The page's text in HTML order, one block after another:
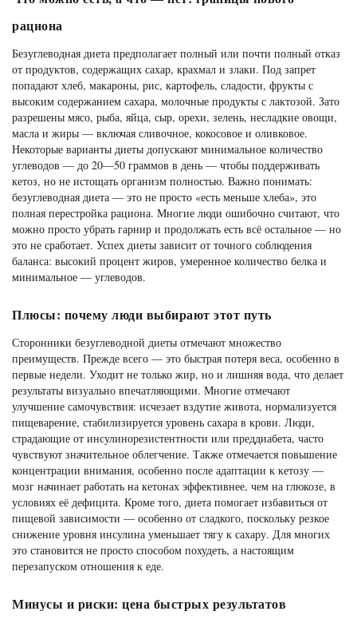
рациона
Безуглеводная диета предполагает полный или почти полный отказ
от продуктов, содержащих сахар, крахмал и злаки. Под запрет
попадают хлеб, макароны, рис, картофель, сладости, фрукты с
высоким содержанием сахара, молочные продукты с лактозой. Зато
разрешены мясо, рыба, яйца, сыр, орехи, зелень, несладкие овощи,
масла и жиры — включая сливочное, кокосовое и оливковое.
Некоторые варианты диеты допускают минимальное количество
углеводов — до 20—50 граммов в день — чтобы поддерживать
кетоз, но не истощать организм полностью. Важно понимать:
безуглеводная диета — это не просто «есть меньше хлеба», это
полная перестройка рациона. Многие люди ошибочно считают, что
можно просто убрать гарнир и продолжать есть всё остальное — но
это не сработает. Успех диеты зависит от точного соблюдения
баланса: высокий процент жиров, умеренное количество белка и
минимальное — углеводов.
Плюсы: почему люди выбирают этот путь
Сторонники безуглеводной диеты отмечают множество
преимуществ. Прежде всего — это быстрая потеря веса, особенно в
первые недели. Уходит не только жир, но и лишняя вода, что делает
результаты визуально впечатляющими. Многие отмечают
улучшение самочувствия: исчезает вздутие живота, нормализуется
пищеварение, стабилизируется уровень сахара в крови. Люди,
страдающие от инсулинорезистентности или преддиабета, часто
чувствуют значительное облегчение. Также отмечается повышение
концентрации внимания, особенно после адаптации к кетозу —
мозг начинает работать на кетонах эффективнее, чем на глюкозе, в
условиях её дефицита. Кроме того, диета помогает избавиться от
пищевой зависимости — особенно от сладкого, поскольку резкое
снижение уровня инсулина уменьшает тягу к сахару. Для многих
это становится не просто способом похудеть, а настоящим
перезапуском отношения к еде.
Минусы и риски: цена быстрых результатов